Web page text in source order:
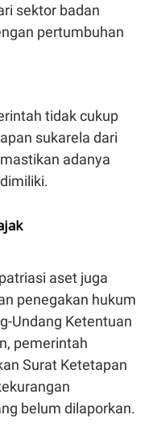
sektor badan
pertumbuhan
tidak cukup
sukarela dari
adanya
aset juga
penegakan hukum
Undang Ketentuan
pemerintah
Surat Ketetapan
belum dilaporkan.